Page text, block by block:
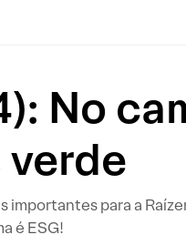
No
para a
é ESG!